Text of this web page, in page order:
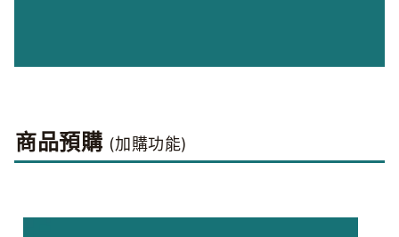
商品預購 (加購功能)